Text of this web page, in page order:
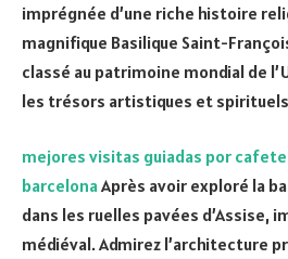
imprégnée d’une riche histoire
magnifique Basilique Saint-
classé au patrimoine mondial de
les trésors artistiques et
mejores visitas guiadas por
barcelonaAprès avoir exploré la
dans les ruelles pavées d’Assise,
médiéval. Admirez l’architecture